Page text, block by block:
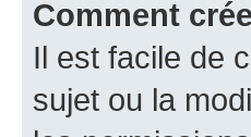
Comment
Il est facile de
sujet ou la